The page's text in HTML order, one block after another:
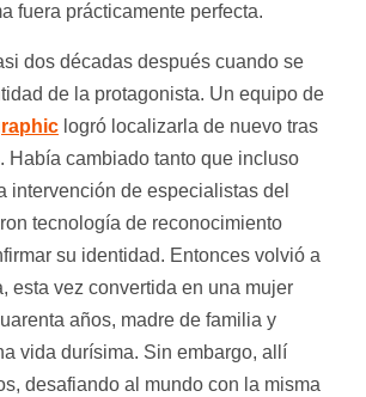
fuera prácticamente perfecta.
dos décadas después cuando se
de la protagonista. Un equipo de
logró localizarla de nuevo tras
Había cambiado tanto que incluso
intervención de especialistas del
tecnología de reconocimiento
su identidad. Entonces volvió a
esta vez convertida en una mujer
años, madre de familia y
vida durísima. Sin embargo, allí
desafiando al mundo con la misma